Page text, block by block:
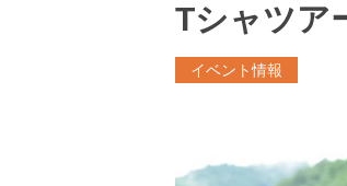
Tシャツア
イベント情報